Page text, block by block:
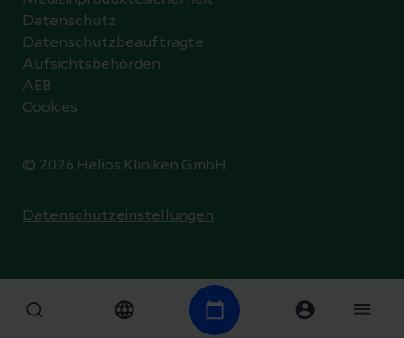
© 2026 Helios Kliniken GmbH
Datenschutz
Datenschutzbeauftragte
Aufsichtsbehörden
AEB
Cookies
Datenschutzeinstellungen